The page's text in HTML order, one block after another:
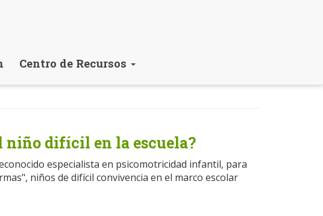
Centro de Recursos
niño difícil en la escuela?
especialista en psicomotricidad infantil, para
niños de difícil convivencia en el marco escolar